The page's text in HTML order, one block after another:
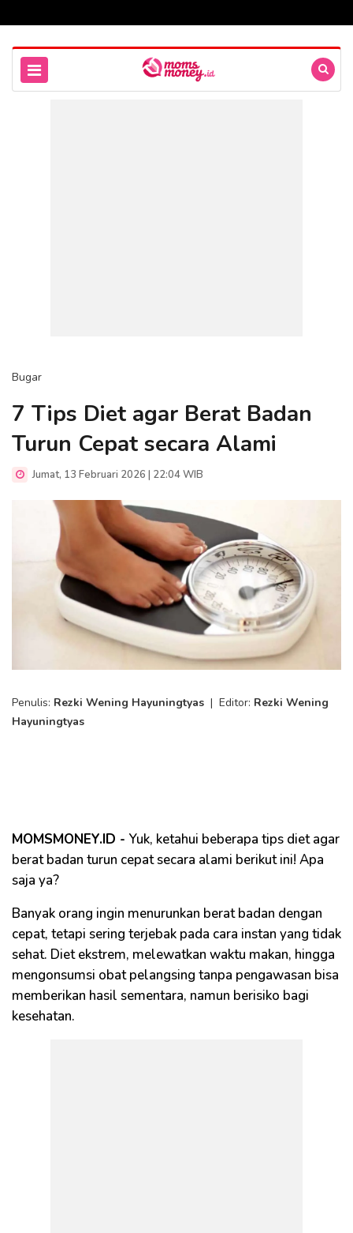
Bugar
7 Tips Diet agar Berat Badan
Turun Cepat secara Alami
Jumat, 13 Februari 2026 | 22:04 WIB
Penulis: Rezki Wening Hayuningtyas | Editor: Rezki Wening
Hayuningtyas
MOMSMONEY.ID - Yuk, ketahui beberapa tips diet agar
berat badan turun cepat secara alami berikut ini! Apa
saja ya?
Banyak orang ingin menurunkan berat badan dengan
cepat, tetapi sering terjebak pada cara instan yang tidak
sehat. Diet ekstrem, melewatkan waktu makan, hingga
mengonsumsi obat pelangsing tanpa pengawasan bisa
memberikan hasil sementara, namun berisiko bagi
kesehatan.